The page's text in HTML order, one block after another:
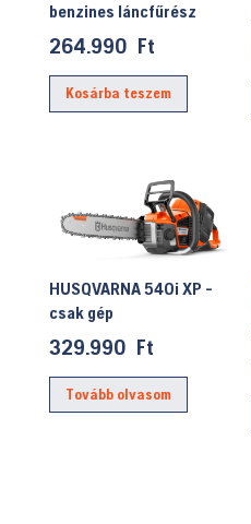
benzines láncfűrész
264.990 Ft
Kosárba teszem
HUSQVARNA 540i XP -
csak gép
329.990 Ft
Tovább olvasom